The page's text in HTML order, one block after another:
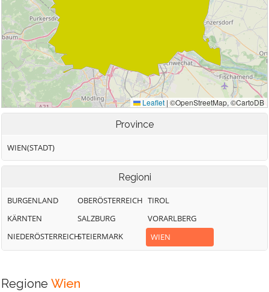
Province
WIEN(STADT)
Regioni
BURGENLAND
KÄRNTEN
NIEDERÖSTERREICH
OBERÖSTERREICH
SALZBURG
STEIERMARK
TIROL
VORARLBERG
WIEN
Regione Wien